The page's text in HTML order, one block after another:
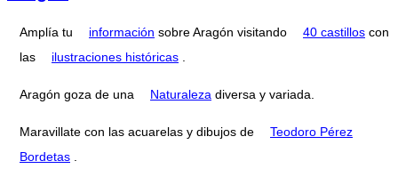
Amplía tu información sobre Aragón visitando 40 castillos con
las
ilustraciones históricas
Aragón goza de una Naturaleza diversa y variada.
Maravillate con las acuarelas y dibujos de
Teodoro Pérez
Bordetas